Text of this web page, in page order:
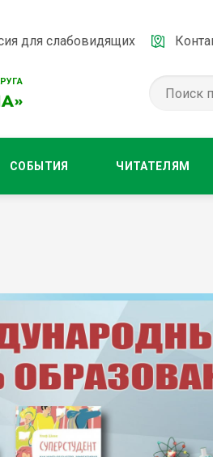
для слабовидящих
СОБЫТИЯ ЧИТАТЕЛЯМ